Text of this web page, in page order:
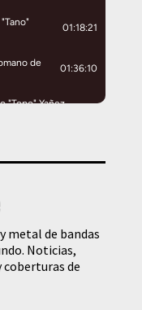
metal de bandas
Noticias,
coberturas de